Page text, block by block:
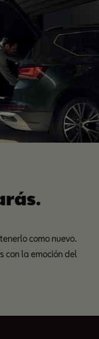
como nuevo.
con la emoción del